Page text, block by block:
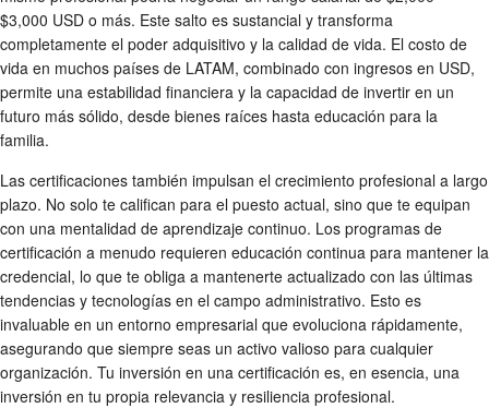
$3,000 USD o más. Este salto es sustancial y transforma
completamente el poder adquisitivo y la calidad de vida. El costo de
vida en muchos países de LATAM, combinado con ingresos en USD,
permite una estabilidad financiera y la capacidad de invertir en un
futuro más sólido, desde bienes raíces hasta educación para la
familia.
Las certificaciones también impulsan el crecimiento profesional a largo
plazo. No solo te califican para el puesto actual, sino que te equipan
con una mentalidad de aprendizaje continuo. Los programas de
certificación a menudo requieren educación continua para mantener la
credencial, lo que te obliga a mantenerte actualizado con las últimas
tendencias y tecnologías en el campo administrativo. Esto es
invaluable en un entorno empresarial que evoluciona rápidamente,
asegurando que siempre seas un activo valioso para cualquier
organización. Tu inversión en una certificación es, en esencia, una
inversión en tu propia relevancia y resiliencia profesional.